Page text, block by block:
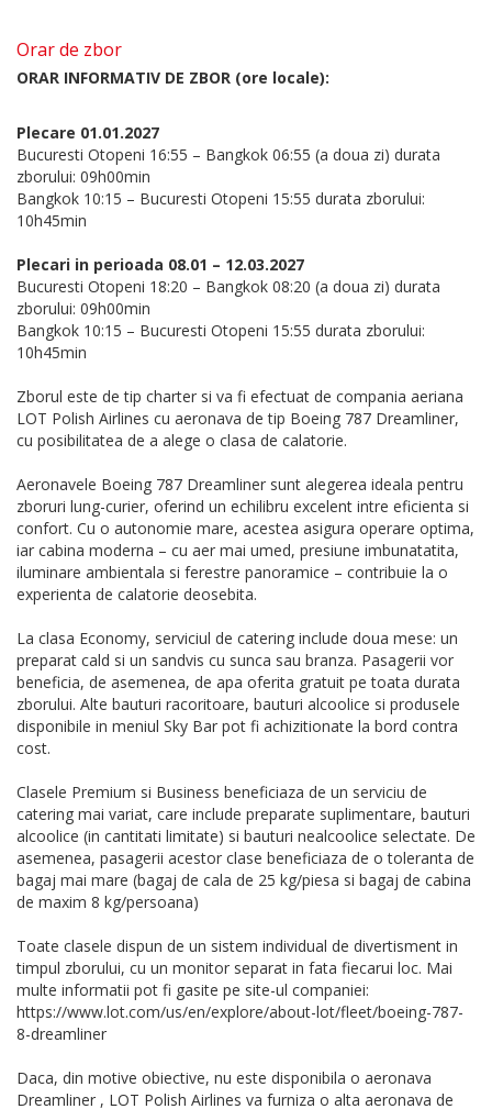
Orar de zbor
ORAR INFORMATIV DE ZBOR (ore locale):
Plecare 01.01.2027
Bucuresti Otopeni 16:55 – Bangkok 06:55 (a doua zi) durata
zborului: 09h00min
Bangkok 10:15 – Bucuresti Otopeni 15:55 durata zborului:
10h45min
Plecari in perioada 08.01 – 12.03.2027
Bucuresti Otopeni 18:20 – Bangkok 08:20 (a doua zi) durata
zborului: 09h00min
Bangkok 10:15 – Bucuresti Otopeni 15:55 durata zborului:
10h45min
Zborul este de tip charter si va fi efectuat de compania aeriana
LOT Polish Airlines cu aeronava de tip Boeing 787 Dreamliner,
cu posibilitatea de a alege o clasa de calatorie.
Aeronavele Boeing 787 Dreamliner sunt alegerea ideala pentru
zboruri lung-curier, oferind un echilibru excelent intre eficienta si
confort. Cu o autonomie mare, acestea asigura operare optima,
iar cabina moderna – cu aer mai umed, presiune imbunatatita,
iluminare ambientala si ferestre panoramice – contribuie la o
experienta de calatorie deosebita.
La clasa Economy, serviciul de catering include doua mese: un
preparat cald si un sandvis cu sunca sau branza. Pasagerii vor
beneficia, de asemenea, de apa oferita gratuit pe toata durata
zborului. Alte bauturi racoritoare, bauturi alcoolice si produsele
disponibile in meniul Sky Bar pot fi achizitionate la bord contra
cost.
Clasele Premium si Business beneficiaza de un serviciu de
catering mai variat, care include preparate suplimentare, bauturi
alcoolice (in cantitati limitate) si bauturi nealcoolice selectate. De
asemenea, pasagerii acestor clase beneficiaza de o toleranta de
bagaj mai mare (bagaj de cala de 25 kg/piesa si bagaj de cabina
de maxim 8 kg/persoana)
Toate clasele dispun de un sistem individual de divertisment in
timpul zborului, cu un monitor separat in fata fiecarui loc. Mai
multe informatii pot fi gasite pe site-ul companiei:
https://www.lot.com/us/en/explore/about-lot/fleet/boeing-787-
8-dreamliner
Daca, din motive obiective, nu este disponibila o aeronava
Dreamliner , LOT Polish Airlines va furniza o alta aeronava de